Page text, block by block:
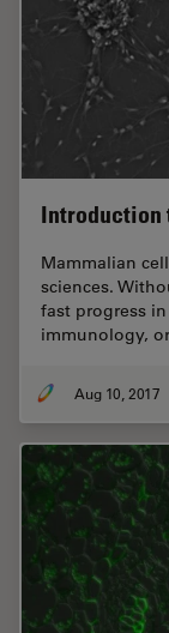
Introduction
Mammalian
sciences.
fast progress
immunology,
Aug 10, 2017